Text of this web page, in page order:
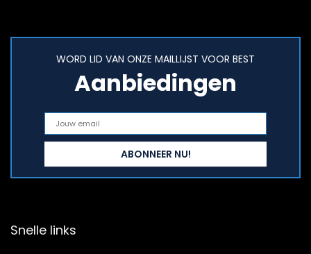
WORD LID VAN ONZE MAILLIJST VOOR BEST
Aanbiedingen
Snelle links